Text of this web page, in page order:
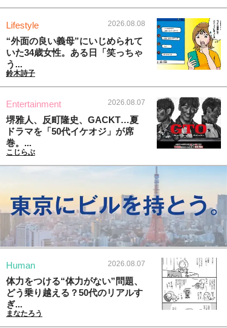
Lifestyle 2026.08.08
“外面の良い義母”にいじめられて
いた34歳女性。ある日「笑っちゃ
う...
鈴木詩子
Entertainment 2026.08.07
堺雅人、反町隆史、GACKT…夏
ドラマを「50代イケオジ」が席
巻。...
こじらぶ
Human 2026.08.07
体力をつける“体力がない”問題、
どう乗り越える？50代のリアルす
ぎ...
まなたろう